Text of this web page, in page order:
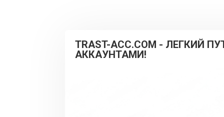
TRAST-ACC.COM - ЛЕГКИЙ
АККАУНТАМИ!